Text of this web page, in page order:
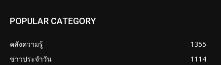
POPULAR CATEGORY
คลังความรู้
1355
ข่าวประจำวัน
1114